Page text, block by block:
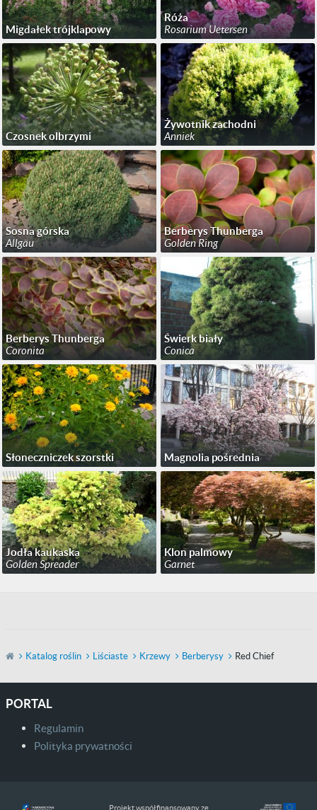
Migdałek trójklapowy
Róża
Rosarium Uetersen
Czosnek olbrzymi
Żywotnik zachodni
Anniek
Sosna górska
Allgäu
Berberys Thunberga
Golden Ring
Berberys Thunberga
Coronita
Świerk biały
Conica
Słoneczniczek szorstki Magnolia pośrednia
Jodła kaukaska
Golden Spreader
Klon palmowy
Garnet
Katalog roślin Liściaste Krzewy Berberysy Red Chief
PORTAL
Regulamin
Polityka prywatności
Projekt współfinansowany ze